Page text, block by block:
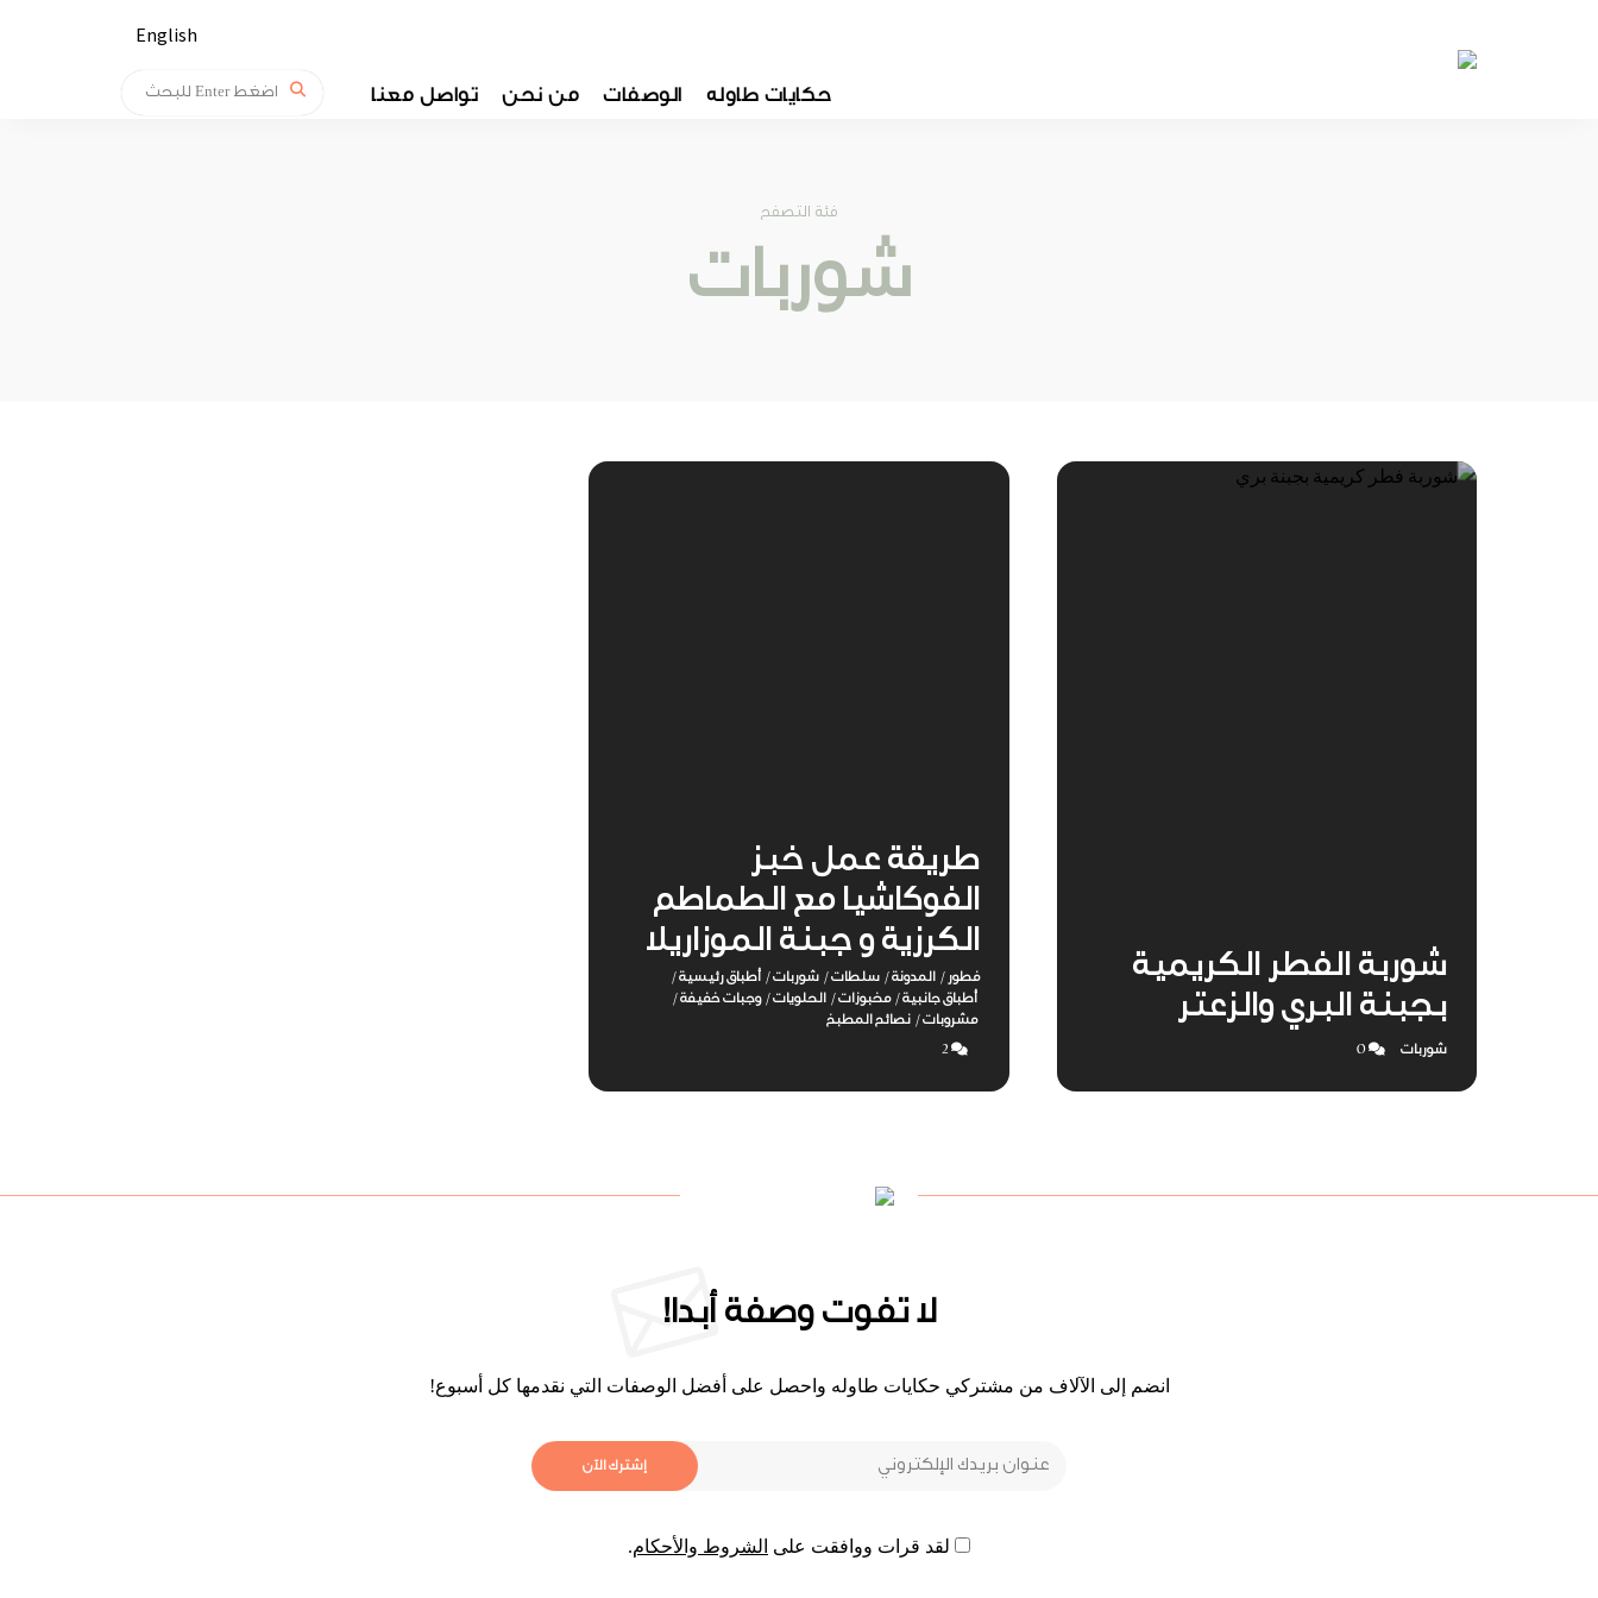
حكايات طاوله الوصفات من نحن تواصل معنا
English
فئة التصفح
شوربات
شوربة الفطر الكريمية
بجبنة البري والزعتر
شوربات 0
طريقة عمل خبز
الفوكاشيا مع الطماطم
الكرزية و جبنة الموزاريلا
فطور/ المدونة/ سلطات/ شوربات/ أطباق رئيسية/
أطباق جانبية/ مخبوزات/ الحلويات/ وجبات خفيفة/
مشروبات/ نصائح المطبخ
2
لا تفوت وصفة أبدا!
انضم إلى الآلاف من مشتركي حكايات طاوله واحصل على أفضل الوصفات التي نقدمها كل أسبوع!
لقد قرات ووافقت على الشروط والأحكام.